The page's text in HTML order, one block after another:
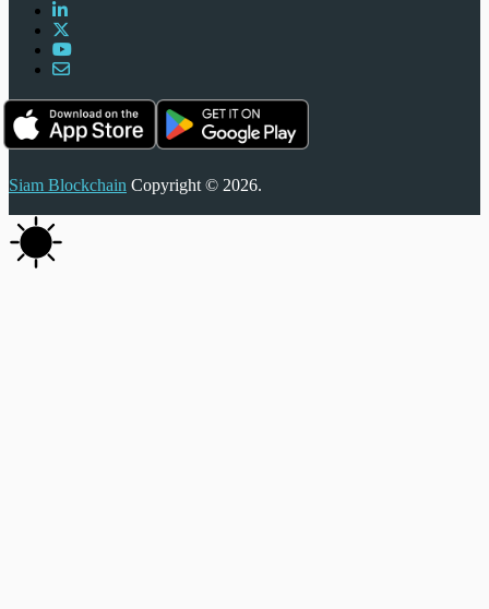
Siam Blockchain Copyright © 2026.